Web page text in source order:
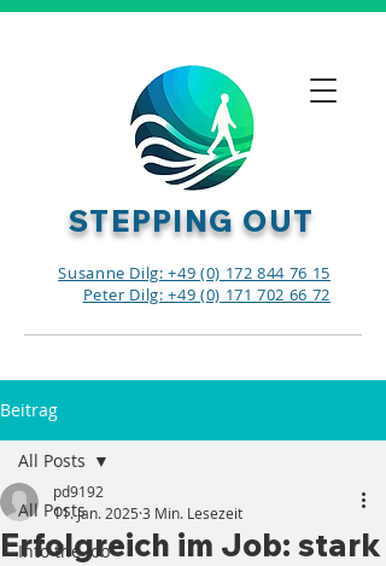
Peter Dilg: +49 (0) 171 702 66 72
Susanne Dilg: +49 (0) 172 844 76 15
STEPPING OUT
Beitrag
All Posts
Into the Job
All Posts
Erfolgreich im Job: stark
pd9192
11. Jan. 2025 3 Min. Lesezeit